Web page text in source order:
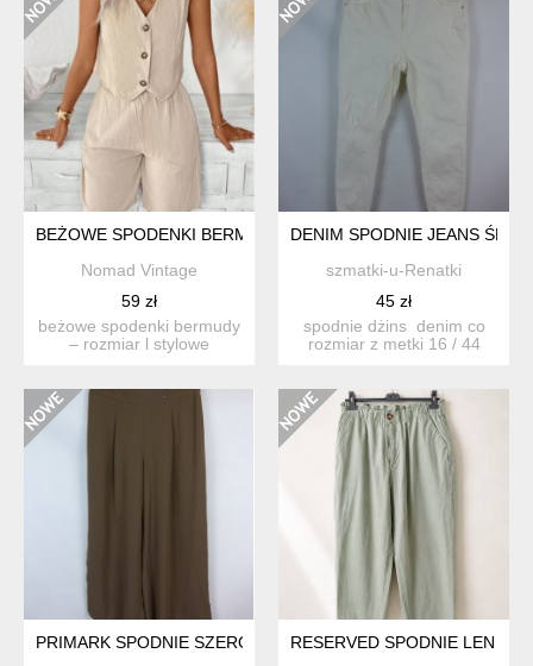
BEŻOWE SPODENKI BERMUDY – ROZMIAR L
Nomad Vintage
59 zł
beżowe spodenki bermudy
– rozmiar l stylowe
DENIM SPODNIE JEANS
szmatki-u-Renatki
45 zł
spodnie dżins denim co
rozmiar z metki 16 / 44
PRIMARK SPODNIE SZEROKIE PROSTE PALAZZO OLIWKA
RESERVED SPODNIE LEN